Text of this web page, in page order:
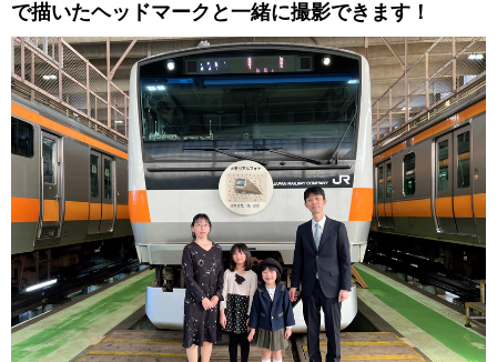
で描いたヘッドマークと一緒に撮影できます！